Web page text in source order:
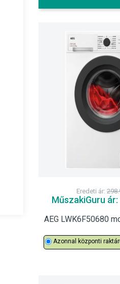
Eredeti ár:
MűszakiGuru ár:
Azonnal központi